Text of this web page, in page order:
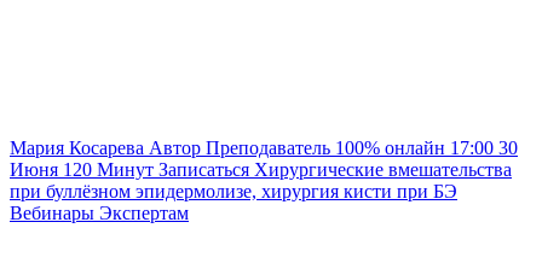
Мария Косарева Автор Преподаватель 100% онлайн 17:00 30
Июня 120 Минут Записаться Хирургические вмешательства
при буллёзном эпидермолизе, хирургия кисти при БЭ
Вебинары Экспертам